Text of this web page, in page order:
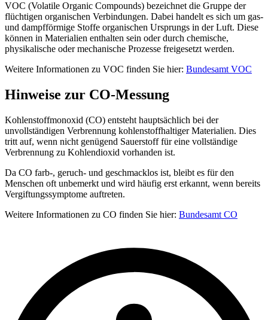
VOC (Volatile Organic Compounds) bezeichnet die Gruppe der
flüchtigen organischen Verbindungen. Dabei handelt es sich um gas-
und dampfförmige Stoffe organischen Ursprungs in der Luft. Diese
können in Materialien enthalten sein oder durch chemische,
physikalische oder mechanische Prozesse freigesetzt werden.
Weitere Informationen zu VOC finden Sie hier: Bundesamt VOC
Hinweise zur CO-Messung
Kohlenstoffmonoxid (CO) entsteht hauptsächlich bei der
unvollständigen Verbrennung kohlenstoffhaltiger Materialien. Dies
tritt auf, wenn nicht genügend Sauerstoff für eine vollständige
Verbrennung zu Kohlendioxid vorhanden ist.
Da CO farb-, geruch- und geschmacklos ist, bleibt es für den
Menschen oft unbemerkt und wird häufig erst erkannt, wenn bereits
Vergiftungssymptome auftreten.
Weitere Informationen zu CO finden Sie hier: Bundesamt CO